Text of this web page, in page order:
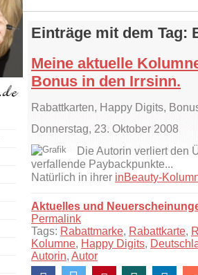
Einträge mit dem Tag:
Meine aktuelle
Bonus in den Irrsinn.
Rabattkarten, Happy Digits,
Donnerstag, 23. Oktober 2008
Die Autorin verliert den
verfallende Paybackpunkte...
Natürlich in ihrer inBeauty-
Aktuelles und
Permalink
Tags: Rabattmarke, Rabattkarte,
Kolumne, Happy Digits,
Autorin, Autor